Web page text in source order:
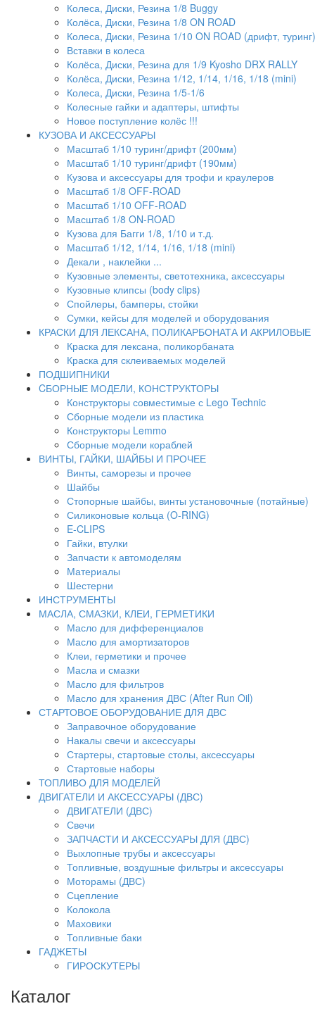
Колеса, Диски, Резина 1/8 Buggy
Колёса, Диски, Резина 1/8 ON ROAD
Колеса, Диски, Резина 1/10 ON ROAD (дрифт, туринг)
Вставки в колеса
Колёса, Диски, Резина для 1/9 Kyosho DRX RALLY
Колёса, Диски, Резина 1/12, 1/14, 1/16, 1/18 (mini)
Колеса, Диски, Резина 1/5-1/6
Колесные гайки и адаптеры, штифты
Новое поступление колёс !!!
КУЗОВА И АКСЕССУАРЫ
Масштаб 1/10 туринг/дрифт (200мм)
Масштаб 1/10 туринг/дрифт (190мм)
Кузова и аксессуары для трофи и краулеров
Масштаб 1/8 OFF-ROAD
Масштаб 1/10 OFF-ROAD
Масштаб 1/8 ON-ROAD
Кузова для Багги 1/8, 1/10 и т.д.
Масштаб 1/12, 1/14, 1/16, 1/18 (mini)
Декали , наклейки ...
Кузовные элементы, светотехника, аксессуары
Кузовные клипсы (body clips)
Спойлеры, бамперы, стойки
Сумки, кейсы для моделей и оборудования
КРАСКИ ДЛЯ ЛЕКСАНА, ПОЛИКАРБОНАТА И АКРИЛОВЫЕ
Краска для лексана, поликорбаната
Краска для склеиваемых моделей
ПОДШИПНИКИ
CБОРНЫЕ МОДЕЛИ, КОНСТРУКТОРЫ
Конструкторы совместимые с Lego Technic
Сборные модели из пластика
Конструкторы Lemmo
Сборные модели кораблей
ВИНТЫ, ГАЙКИ, ШАЙБЫ И ПРОЧЕЕ
Винты, саморезы и прочее
Шайбы
Стопорные шайбы, винты установочные (потайные)
Силиконовые кольца (O-RING)
E-CLIPS
Гайки, втулки
Запчасти к автомоделям
Материалы
Шестерни
ИНСТРУМЕНТЫ
МАСЛА, СМАЗКИ, КЛЕИ, ГЕРМЕТИКИ
Масло для дифференциалов
Масло для амортизаторов
Клеи, герметики и прочее
Масла и смазки
Масло для фильтров
Масло для хранения ДВС (After Run Oil)
СТАРТОВОЕ ОБОРУДОВАНИЕ ДЛЯ ДВС
Заправочное оборудование
Накалы свечи и аксессуары
Стартеры, стартовые столы, аксессуары
Стартовые наборы
ТОПЛИВО ДЛЯ МОДЕЛЕЙ
ДВИГАТЕЛИ И АКСЕССУАРЫ (ДВС)
ДВИГАТЕЛИ (ДВС)
Свечи
ЗАПЧАСТИ И АКСЕССУАРЫ ДЛЯ (ДВС)
Выхлопные трубы и аксессуары
Топливные, воздушные фильтры и аксессуары
Моторамы (ДВС)
Сцепление
Колокола
Маховики
Топливные баки
ГАДЖЕТЫ
ГИРОСКУТЕРЫ
Каталог